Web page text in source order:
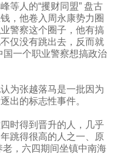
等人的“攫财同盟” 盘古
，他卷入周永康势力圈
警察这个圈子，他有搞
仅没有跳出去，反而就
国一个职业警察想搞政治
为张越落马是一批因为
出的标志性事件。
时得到晋升的人，几乎
跳得很高的人之一、原
老，六四期间坐镇中南海